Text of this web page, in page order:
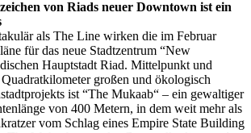
von Riads neuer Downtown ist ein
als The Line wirken die im Februar
für das neue Stadtzentrum “New
Hauptstadt Riad. Mittelpunkt und
großen und ökologisch
ist “The Mukaab“ – ein gewaltiger
von 400 Metern, in dem weit mehr als
vom Schlag eines Empire State Building